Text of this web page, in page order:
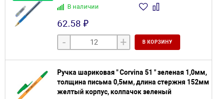
В наличии
62.58 ₽
- + В КОРЗИНУ
Ручка шариковая " Corvina 51 " зеленая 1,0мм,
толщина письма 0,5мм, длина стержня 152мм
желтый корпус, колпачок зеленый